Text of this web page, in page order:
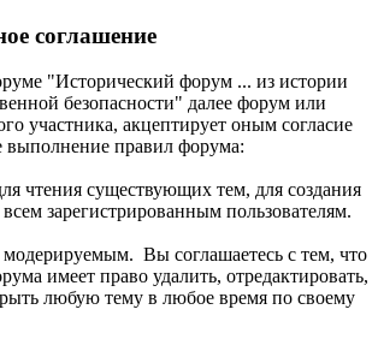
соглашение
"Исторический форум ... из истории
безопасности" далее форум или
участника, акцептирует оным согласие
выполнение правил форума:
чтения существующих тем, для создания
зарегистрированным пользователям.
модерируемым. Вы соглашаетесь с тем, что
имеет право удалить, отредактировать,
любую тему в любое время по своему